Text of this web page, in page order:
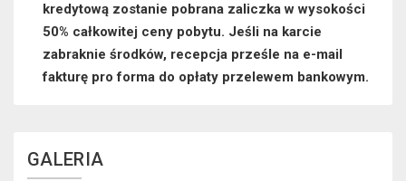
kredytową zostanie pobrana zaliczka w wysokości
50% całkowitej ceny pobytu. Jeśli na karcie
zabraknie środków, recepcja prześle na e-mail
fakturę pro forma do opłaty przelewem bankowym.
GALERIA